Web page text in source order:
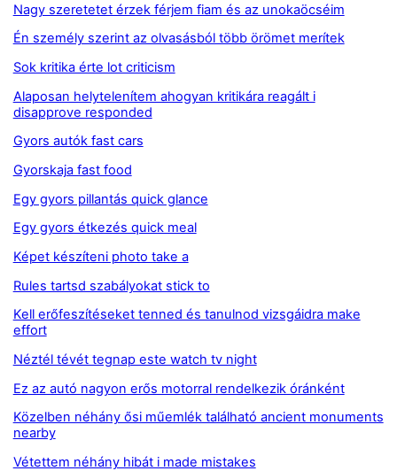
Nagy szeretetet érzek férjem fiam és az unokaöcséim
Én személy szerint az olvasásból több örömet merítek
Sok kritika érte lot criticism
Alaposan helytelenítem ahogyan kritikára reagált i
disapprove responded
Gyors autók fast cars
Gyorskaja fast food
Egy gyors pillantás quick glance
Egy gyors étkezés quick meal
Képet készíteni photo take a
Rules tartsd szabályokat stick to
Kell erőfeszítéseket tenned és tanulnod vizsgáidra make
effort
Néztél tévét tegnap este watch tv night
Ez az autó nagyon erős motorral rendelkezik óránként
Közelben néhány ősi műemlék található ancient monuments
nearby
Vétettem néhány hibát i made mistakes